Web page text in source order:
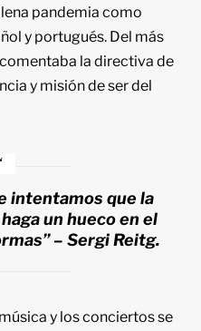
pandemia como
y portugués. Del más
la directiva de
y misión de ser del
intentamos que la
un hueco en el
– Sergi Reitg.
y los conciertos se